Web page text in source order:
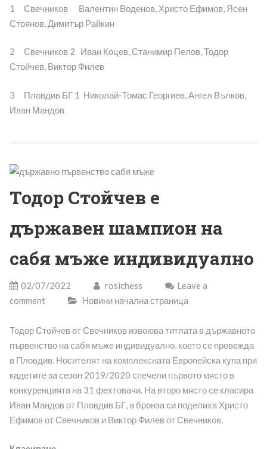
1 Свечников Валентин Воденов, Христо Ефимов, Ясен
Стоянов, Димитър Райкин
2 Свечников 2 Иван Коцев, Станимир Пелов, Тодор
Стойчев, Виктор Филев
3 Пловдив БГ 1 Николай-Томас Георгиев, Ангел Вълков,
Иван Мандов
Тодор Стойчев е
държавен шампион на
сабя мъже индивидуално
02/07/2022 rosichess
Leave a
comment
Новини начална страница
Тодор Стойчев от Свечников извоюва титлата в държавното
първенство на сабя мъже индивидуално, което се провежда
в Пловдив. Носителят на комплексната Европейска купа при
кадетите за сезон 2019/2020 спечели първото място в
конкуренцията на 31 фехтовачи. На второ място се класира
Иван Мандов от Пловдив БГ, а бронза си поделиха Христо
Ефимов от Свечников и Виктор Филев от Свечников.